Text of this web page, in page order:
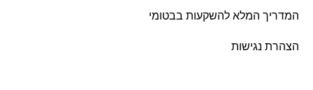
המדריך המלא להשקעות בבטומי
הצהרת נגישות